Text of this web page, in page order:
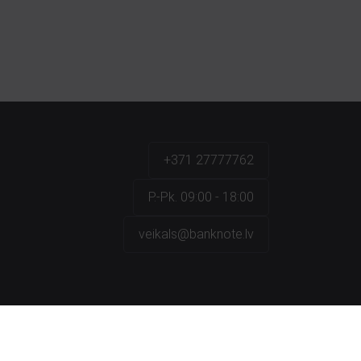
+371 27777762
P.-Pk. 09:00 - 18:00
veikals@banknote.lv